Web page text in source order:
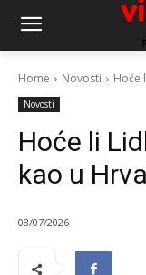
Home Novosti Hoće
Novosti
Hoće li
kao u
08/07/2026